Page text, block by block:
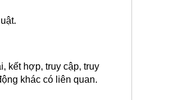
kết hợp, truy cập, truy
khác có liên quan.